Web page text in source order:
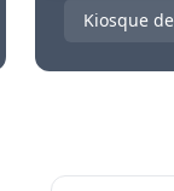
Kiosque